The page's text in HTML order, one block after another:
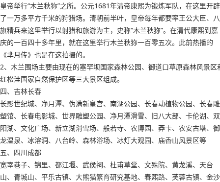
皇帝举行“木兰秋狝”之所。公元1681年清帝康熙为锻炼军队，在这里开辟
了一万多平方千米的狩猎场。清朝前半叶，皇帝每年都要率王公大臣、八
旗精兵来这里举行以射猎和旅游为主，史称“木兰秋狝”。在清代康熙到嘉
庆的一百四十多年里，就在这里举行木兰秋狝一百零五次。此前热播的
《芈月传》也是在这拍摄的。
2、木兰围场主要由现在的塞罕坝国家森林公园、御道口草原森林风景区
红松洼国家自然保护区等三大景区组成。
四、吉林长春
长影世纪城、净月潭、伪满新皇宫、南湖公园、长春动植物公园、长春雕
塑馆、长春电影城、世界雕塑公园、净月潭滑雪、旧八大部、卡伦湖、双
阳湖、文化广场、新立湖滑雪场、般若寺、农博园、莽卡、农安古塔、御
龙温泉、冰溶洞、八台岭、森林浴场、冰灯大观园、庙香山风景区等
五、四川成都
宽宰巷子、锦里、都江堰、武侯祠、杜甫草堂、文殊院、黄龙溪、天台
山、青城山、平乐古镇、大熊猫繁育研究基地、春熙路、芙蓉古镇、金沙